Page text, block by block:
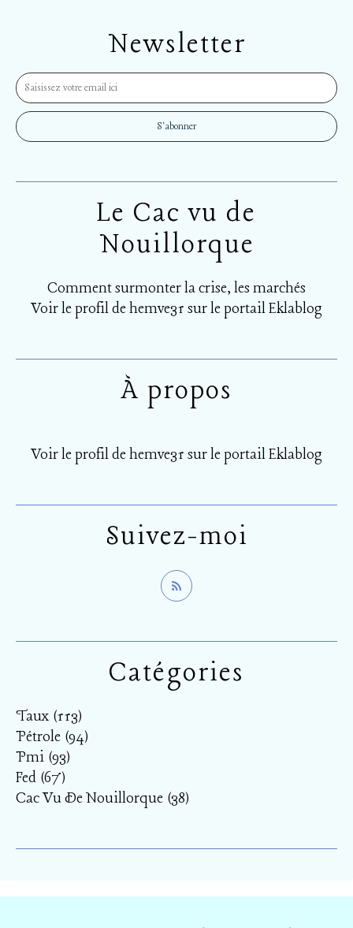
Newsletter
Catégories
Taux (113)
Pétrole (94)
Pmi (93)
Fed (67)
Cac Vu De Nouillorque (38)
Le Cac vu de
Nouillorque
Comment surmonter la crise, les marchés
Voir le profil dehemve31 sur le portail Eklablog
Suivez-moi
À propos
Voir le profil dehemve31 sur le portail Eklablog